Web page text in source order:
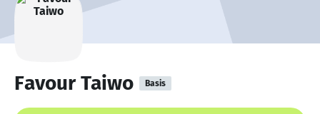
Favour Taiwo Basis